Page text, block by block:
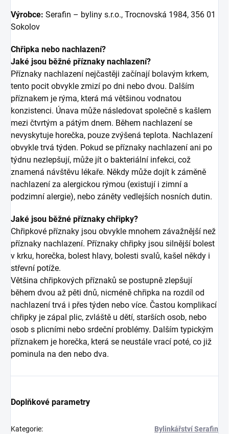
Výrobce: Serafin – byliny s.r.o., Trocnovská 1984, 356 01
Sokolov
Chřipka nebo nachlazení?
Jaké jsou běžné příznaky nachlazení?
Příznaky nachlazení nejčastěji začínají bolavým krkem,
tento pocit obvykle zmizí po dni nebo dvou. Dalším
příznakem je rýma, která má většinou vodnatou
konzistenci. Únava může následovat společně s kašlem
mezi čtvrtým a pátým dnem. Během nachlazení se
nevyskytuje horečka, pouze zvýšená teplota. Nachlazení
obvykle trvá týden. Pokud se příznaky nachlazení ani po
týdnu nezlepšují, může jít o bakteriální infekci, což
znamená návštěvu lékaře. Někdy může dojít k záměně
nachlazení za alergickou rýmou (existují i zimní a
podzimní alergie), nebo záněty vedlejších nosních dutin.
Jaké jsou běžné příznaky chřipky?
Chřipkové příznaky jsou obvykle mnohem závažnější než
příznaky nachlazení. Příznaky chřipky jsou silnější bolest
v krku, horečka, bolest hlavy, bolesti svalů, kašel někdy i
střevní potíže.
Většina chřipkových příznaků se postupně zlepšují
během dvou až pěti dnů, nicméně chřipka na rozdíl od
nachlazení trvá i přes týden nebo více. Častou komplikací
chřipky je zápal plic, zvláště u dětí, starších osob, nebo
osob s plicními nebo srdeční problémy. Dalším typickým
příznakem je horečka, která se neustále vrací poté, co již
pominula na den nebo dva.
Doplňkové parametry
Kategorie: Bylinkářství Serafin